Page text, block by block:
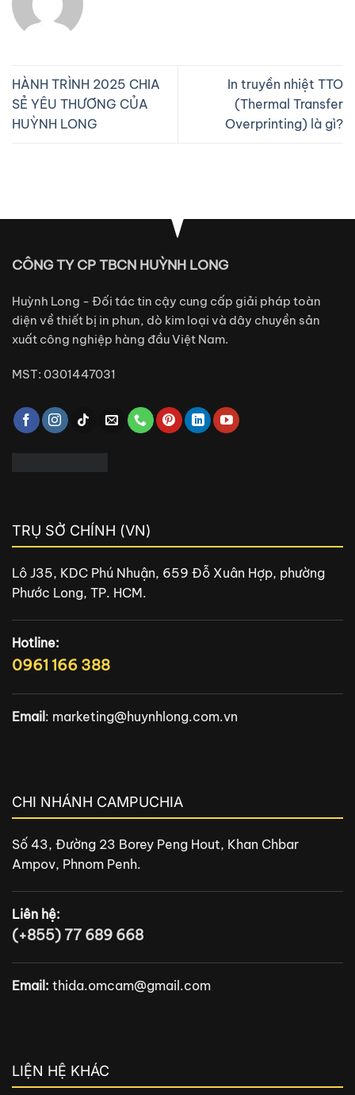
HÀNH TRÌNH 2025 CHIA
SẺ YÊU THƯƠNG CỦA
HUỲNH LONG
In truyền nhiệt TTO
(Thermal Transfer
Overprinting) là gì?
CÔNG TY CP TBCN HUỲNH LONG
Huỳnh Long - Đối tác tin cậy cung cấp giải pháp toàn
diện về thiết bị in phun, dò kim loại và dây chuyền sản
xuất công nghiệp hàng đầu Việt Nam.
MST: 0301447031
TRỤ SỞ CHÍNH (VN)
Lô J35, KDC Phú Nhuận, 659 Đỗ Xuân Hợp, phường
Phước Long, TP. HCM.
Hotline:
0961 166 388
Email: marketing@huynhlong.com.vn
CHI NHÁNH CAMPUCHIA
Số 43, Đường 23 Borey Peng Hout, Khan Chbar
Ampov, Phnom Penh.
Liên hệ:
(+855) 77 689 668
Email: thida.omcam@gmail.com
LIỆN HỆ KHÁC